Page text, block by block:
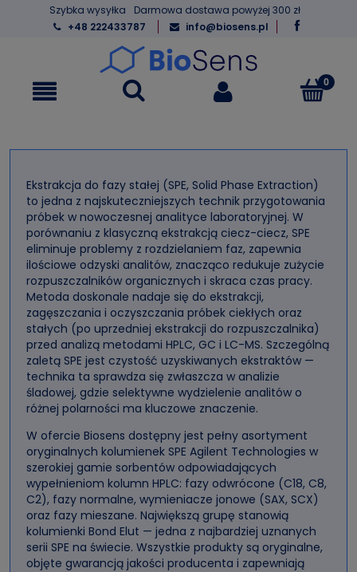
Szybka wysyłka
Darmowa dostawa powyżej 300 zł
+48 222433787
info@biosens.pl
Ekstrakcja do fazy stałej (SPE, Solid Phase Extraction)
to jedna z najskuteczniejszych technik przygotowania
próbek w nowoczesnej analityce laboratoryjnej. W
porównaniu z klasyczną ekstrakcją ciecz-ciecz, SPE
eliminuje problemy z rozdzielaniem faz, zapewnia
ilościowe odzyski analitów, znacząco redukuje zużycie
rozpuszczalników organicznych i skraca czas pracy.
Metoda doskonale nadaje się do ekstrakcji,
zagęszczania i oczyszczania próbek ciekłych oraz
stałych (po uprzedniej ekstrakcji do rozpuszczalnika)
przed analizą metodami HPLC, GC i LC-MS. Szczególną
zaletą SPE jest czystość uzyskiwanych ekstraktów —
technika ta sprawdza się zwłaszcza w analizie
śladowej, gdzie selektywne wydzielenie analitów o
różnej polarności ma kluczowe znaczenie.
W ofercie Biosens dostępny jest pełny asortyment
oryginalnych kolumienek SPE Agilent Technologies w
szerokiej gamie sorbentów odpowiadających
wypełnieniom kolumn HPLC: fazy odwrócone (C18, C8,
C2), fazy normalne, wymieniacze jonowe (SAX, SCX)
oraz fazy mieszane. Największą grupę stanowią
kolumienki Bond Elut — jedna z najbardziej uznanych
serii SPE na świecie. Wszystkie produkty są oryginalne,
objęte gwarancją jakości producenta i zapewniają